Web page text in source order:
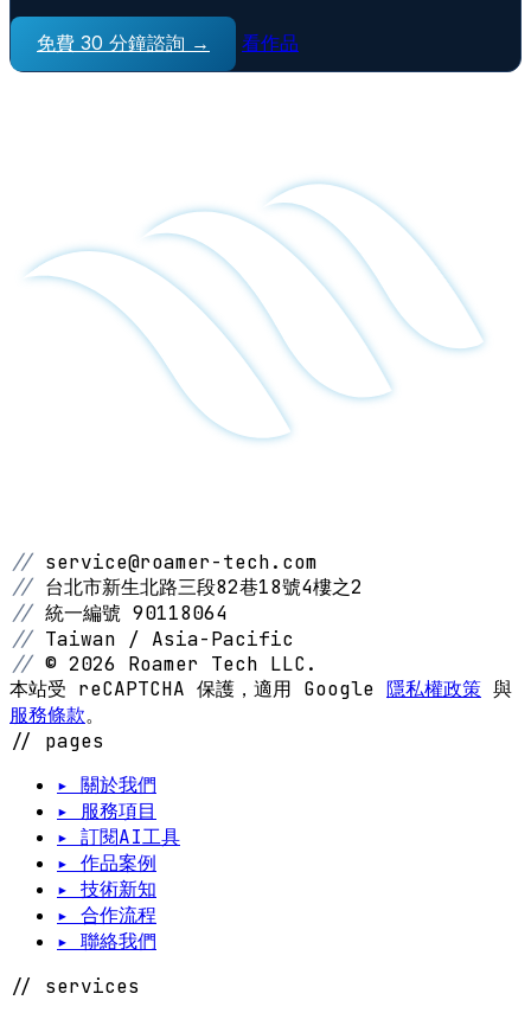
免費 30 分鐘諮詢 → 看作品
// service@roamer-tech.com
// 台北市新生北路三段82巷18號4樓之2
// 統一編號 90118064
// Taiwan / Asia-Pacific
// © 2026 Roamer Tech LLC.
本站受 reCAPTCHA 保護，適用 Google 隱私權政策 與
服務條款。
// pages
▸ 關於我們
▸ 服務項目
▸ 訂閱AI工具
▸ 作品案例
▸ 技術新知
▸ 合作流程
▸ 聯絡我們
// services